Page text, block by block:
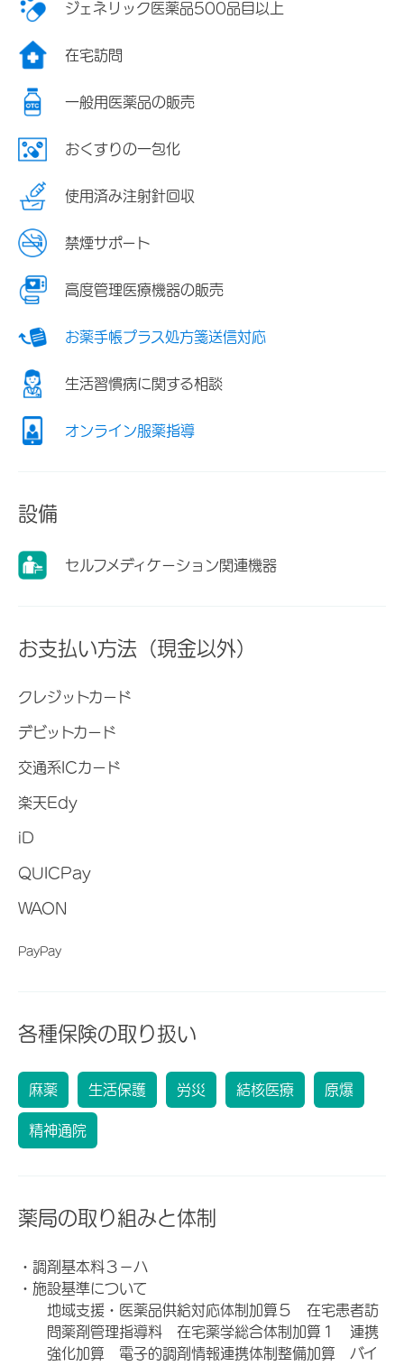
ジェネリック医薬品500品目以上
在宅訪問
一般用医薬品の販売
おくすりの一包化
使用済み注射針回収
禁煙サポート
高度管理医療機器の販売
お薬手帳プラス処方箋送信対応
生活習慣病に関する相談
オンライン服薬指導
設備
セルフメディケーション関連機器
お支払い方法（現金以外）
クレジットカード
デビットカード
交通系ICカード
楽天Edy
iD
QUICPay
WAON
PayPay
各種保険の取り扱い
麻薬 生活保護 労災 結核医療 原爆
精神通院
薬局の取り組みと体制
・調剤基本料３－ハ
・施設基準について
地域支援・医薬品供給対応体制加算５ 在宅患者訪
問薬剤管理指導料 在宅薬学総合体制加算１ 連携
強化加算 電子的調剤情報連携体制整備加算 バイ